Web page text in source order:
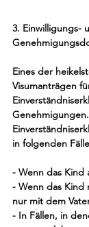
3. Einwilligungs-
Eines der
Visumanträgen
Genehmigungen.
in folgenden
- Wenn das Kind
- Wenn das
nur mit dem
- In Fällen, in